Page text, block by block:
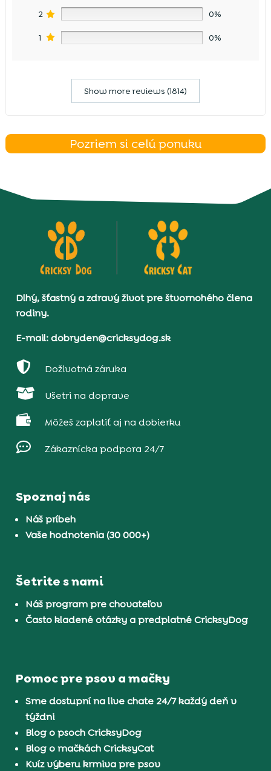
2 0%
1 0%
Show more reviews (1814)
Pozriem si celú ponuku
Dlhý, šťastný a zdravý život pre štvornohého člena
rodiny.
E-mail: dobryden@cricksydog.sk
 Doživotná záruka
 Ušetri na doprave
 Môžeš zaplatiť aj na dobierku
 Zákaznícka podpora 24/7
Spoznaj nás
Náš príbeh
Vaše hodnotenia (30 000+)
Šetrite s nami
Náš program pre chovateľov
Často kladené otázky a predplatné CricksyDog
Pomoc pre psov a mačky
Sme dostupní na live chate 24/7 každý deň v
týždni
Blog o psoch CricksyDog
Blog o mačkách CricksyCat
Kvíz výberu krmiva pre psov